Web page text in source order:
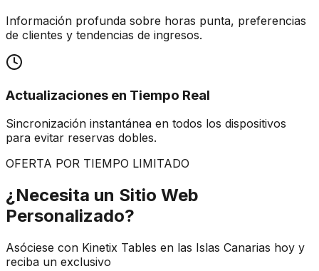
Información profunda sobre horas punta, preferencias
de clientes y tendencias de ingresos.
Actualizaciones en Tiempo Real
Sincronización instantánea en todos los dispositivos
para evitar reservas dobles.
OFERTA POR TIEMPO LIMITADO
¿Necesita un Sitio Web
Personalizado?
Asóciese con Kinetix Tables en las Islas Canarias hoy y
reciba un exclusivo